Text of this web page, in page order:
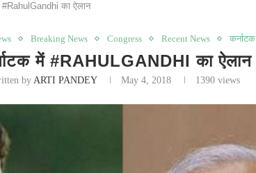
#RahulGandhi का ऐलान
Breaking News Congress Recent News कर्नाटक
में #RAHULGANDHI का ऐलान
by ARTI PANDEY May 4, 2018 1390views